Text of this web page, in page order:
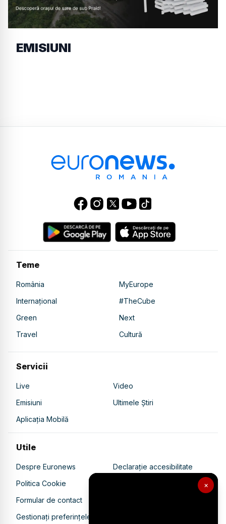
×
EMISIUNI
Teme
România
MyEurope
Internațional
#TheCube
Green
Next
Travel
Cultură
Servicii
Live
Video
Emisiuni
Ultimele Știri
Aplicația Mobilă
Utile
Despre Euronews
Declarație accesibilitate
Politica Cookie
Politica de confidențialitate
Formular de contact
Gestionați preferințele